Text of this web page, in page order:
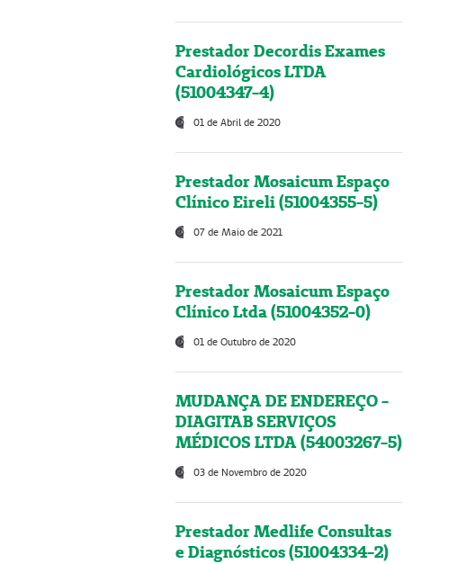
Prestador Decordis Exames
Cardiológicos LTDA
(51004347-4)
01 de Abril de 2020
Prestador Mosaicum Espaço
Clínico Eireli (51004355-5)
07 de Maio de 2021
Prestador Mosaicum Espaço
Clínico Ltda (51004352-0)
01 de Outubro de 2020
MUDANÇA DE ENDEREÇO -
DIAGITAB SERVIÇOS
MÉDICOS LTDA (54003267-5)
03 de Novembro de 2020
Prestador Medlife Consultas
e Diagnósticos (51004334-2)